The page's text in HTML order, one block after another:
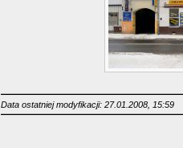
Data ostatniej modyfikacji: 27.01.2008, 15:59